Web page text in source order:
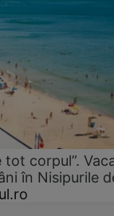
corpul”.
în Nisipurile